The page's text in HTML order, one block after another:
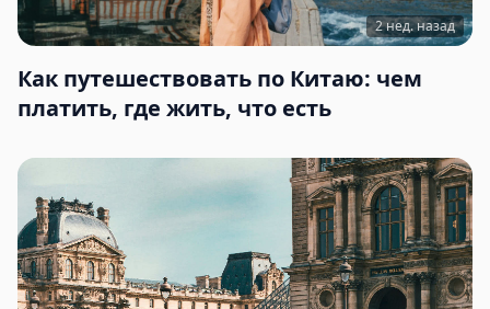
2 нед. назад
Как путешествовать по Китаю: чем
платить, где жить, что есть